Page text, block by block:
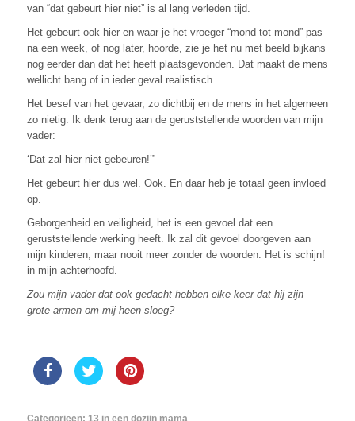
van “dat gebeurt hier niet” is al lang verleden tijd.
Het gebeurt ook hier en waar je het vroeger “mond tot mond” pas
na een week, of nog later, hoorde, zie je het nu met beeld bijkans
nog eerder dan dat het heeft plaatsgevonden. Dat maakt de mens
wellicht bang of in ieder geval realistisch.
Het besef van het gevaar, zo dichtbij en de mens in het algemeen
zo nietig. Ik denk terug aan de geruststellende woorden van mijn
vader:
‘Dat zal hier niet gebeuren!’”
Het gebeurt hier dus wel. Ook. En daar heb je totaal geen invloed
op.
Geborgenheid en veiligheid, het is een gevoel dat een
geruststellende werking heeft. Ik zal dit gevoel doorgeven aan
mijn kinderen, maar nooit meer zonder de woorden: Het is schijn!
in mijn achterhoofd.
Zou mijn vader dat ook gedacht hebben elke keer dat hij zijn
grote armen om mij heen sloeg?